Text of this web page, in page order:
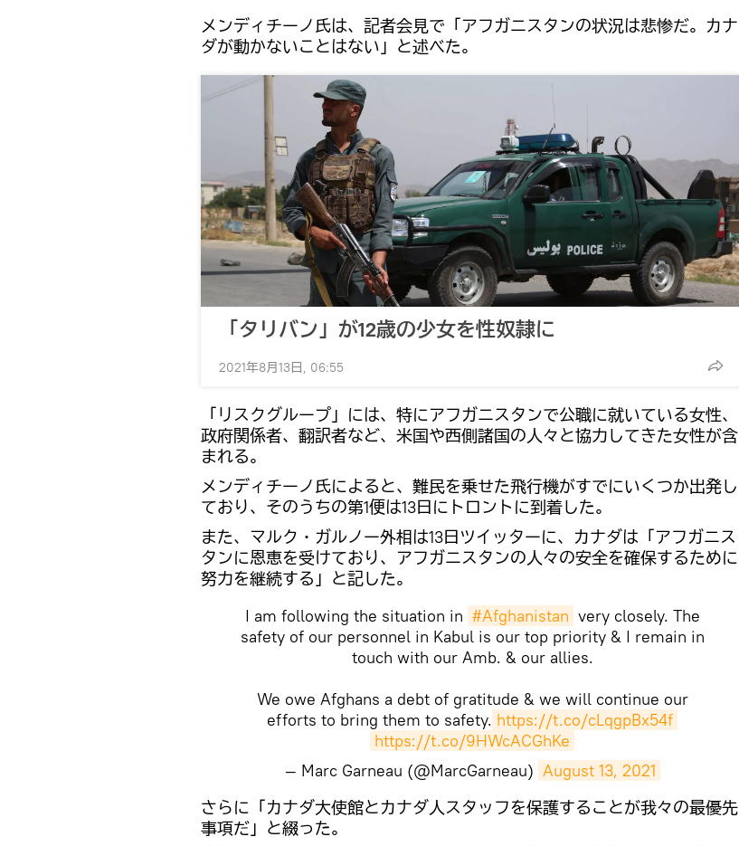
メンディチーノ氏は、記者会見で「アフガニスタンの状況は悲惨だ。カナ
ダが動かないことはない」と述べた。
「タリバン」が12歳の少女を性奴隷に
2021年8月13日, 06:55
「リスクグループ」には、特にアフガニスタンで公職に就いている女性、
政府関係者、翻訳者など、米国や西側諸国の人々と協力してきた女性が含
まれる。
メンディチーノ氏によると、難民を乗せた飛行機がすでにいくつか出発し
ており、そのうちの第1便は13日にトロントに到着した。
​また、マルク・ガルノー外相は13日ツイッターに、カナダは「アフガニス
タンに恩恵を受けており、アフガニスタンの人々の安全を確保するために
努力を継続する」と記した。
I am following the situation in #Afghanistan very closely. The
safety of our personnel in Kabul is our top priority & I remain in
touch with our Amb. & our allies.
We owe Afghans a debt of gratitude & we will continue our
efforts to bring them to safety. https://t.co/cLqgpBx54f
https://t.co/9HWcACGhKe
— Marc Garneau (@MarcGarneau) August 13, 2021
さらに「カナダ大使館とカナダ人スタッフを保護することが我々の最優先
事項だ」と綴った。